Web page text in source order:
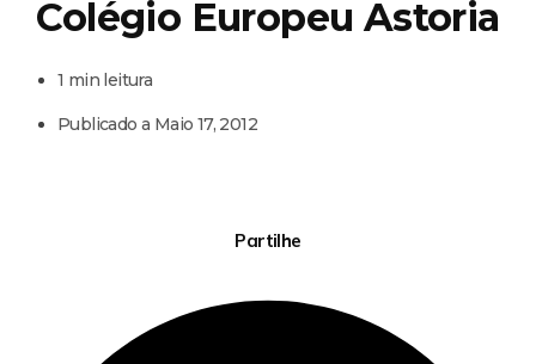
Colégio Europeu Astoria
1 min leitura
Publicado a Maio 17, 2012
Partilhe